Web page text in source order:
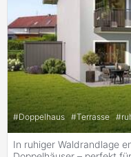
#Doppelhaus #Terrasse #
In ruhiger Waldrandlage